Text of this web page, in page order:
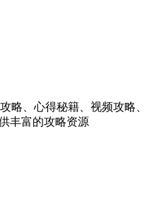
略、心得秘籍、视频攻略、
丰富的攻略资源